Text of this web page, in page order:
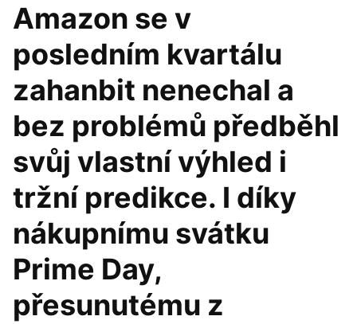
Amazon se v
posledním kvartálu
zahanbit nenechal a
bez problémů předběhl
svůj vlastní výhled i
tržní predikce. I díky
nákupnímu svátku
Prime Day,
přesunutému z